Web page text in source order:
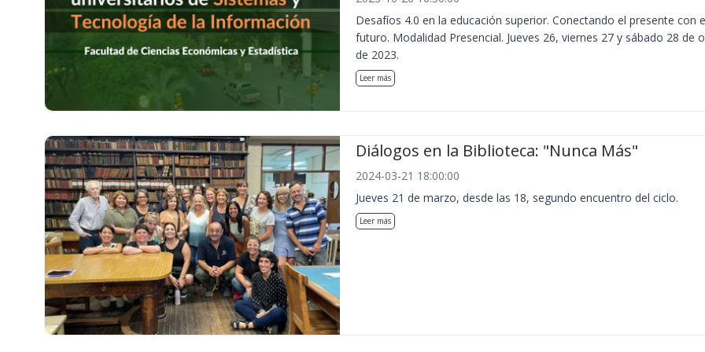
Desafíos 4.0 en la educación superior. Conectando el presente con
futuro. Modalidad Presencial. Jueves 26, viernes 27 y sábado 28 de
de 2023.
Leer más
Diálogos en la Biblioteca: "Nunca Más"
2024-03-21 18:00:00
Jueves 21 de marzo, desde las 18, segundo encuentro del ciclo.
Leer más